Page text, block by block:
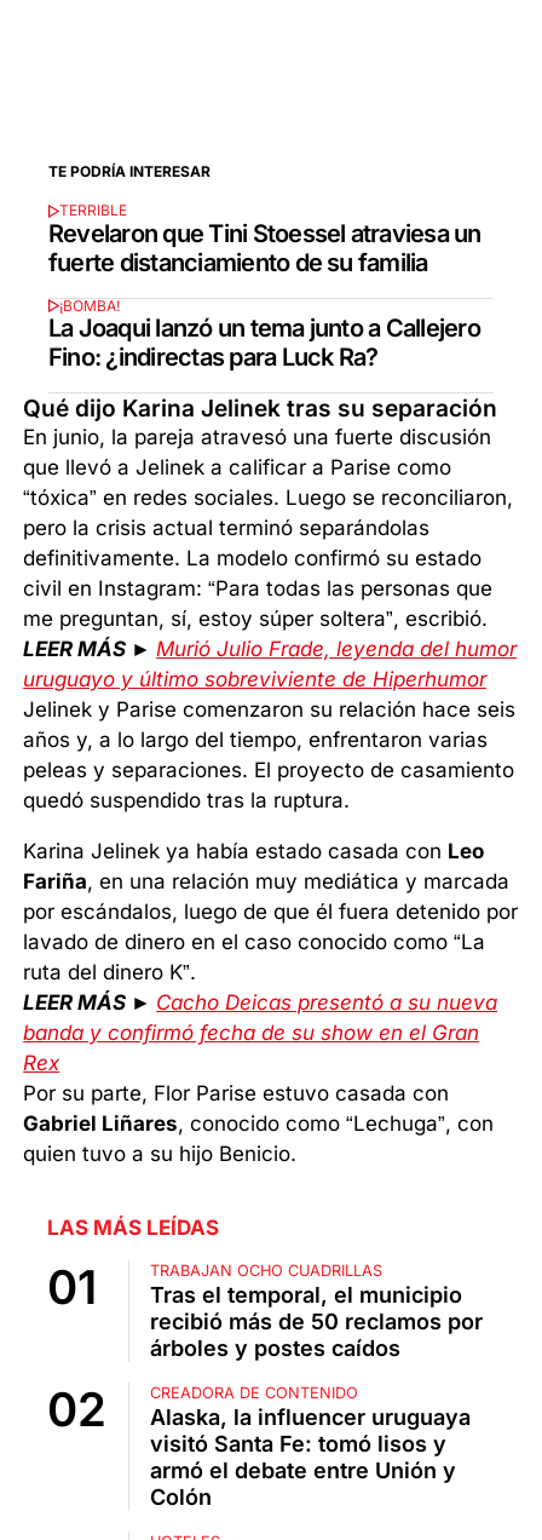
TE PODRÍA INTERESAR
TERRIBLE
Revelaron que Tini Stoessel atraviesa un
fuerte distanciamiento de su familia
¡BOMBA!
La Joaqui lanzó un tema junto a Callejero
Fino: ¿indirectas para Luck Ra?
Qué dijo Karina Jelinek tras su separación
En junio, la pareja atravesó una fuerte discusión
que llevó a Jelinek a calificar a Parise como
“tóxica” en redes sociales. Luego se reconciliaron,
pero la crisis actual terminó separándolas
definitivamente. La modelo confirmó su estado
civil en Instagram: “Para todas las personas que
me preguntan, sí, estoy súper soltera”, escribió.
LEER MÁS ►Murió Julio Frade, leyenda del humor
uruguayo y último sobreviviente de Hiperhumor
Jelinek y Parise comenzaron su relación hace seis
años y, a lo largo del tiempo, enfrentaron varias
peleas y separaciones. El proyecto de casamiento
quedó suspendido tras la ruptura.
Karina Jelinek ya había estado casada con Leo
Fariña, en una relación muy mediática y marcada
por escándalos, luego de que él fuera detenido por
lavado de dinero en el caso conocido como “La
ruta del dinero K”.
LEER MÁS ► Cacho Deicas presentó a su nueva
banda y confirmó fecha de su show en el Gran
Rex
Por su parte, Flor Parise estuvo casada con
Gabriel Liñares, conocido como “Lechuga”, con
quien tuvo a su hijo Benicio.
LAS MÁS LEÍDAS
TRABAJAN OCHO CUADRILLAS
Tras el temporal, el municipio
recibió más de 50 reclamos por
árboles y postes caídos
CREADORA DE CONTENIDO
Alaska, la influencer uruguaya
visitó Santa Fe: tomó lisos y
armó el debate entre Unión y
Colón